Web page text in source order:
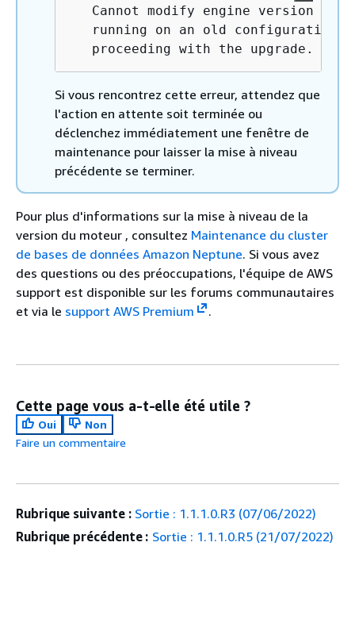
Cannot modify engine version
running on an old configuration.
   proceeding with the upgrade.
Si vous rencontrez cette erreur, attendez que
l'action en attente soit terminée ou
déclenchez immédiatement une fenêtre de
maintenance pour laisser la mise à niveau
précédente se terminer.
Pour plus d'informations sur la mise à niveau de la
version du moteur , consultez Maintenance du cluster
de bases de données Amazon Neptune. Si vous avez
des questions ou des préoccupations, l'équipe de AWS
support est disponible sur les forums communautaires
et via le support AWS Premium .
Cette page vous a-t-elle été utile ?
Oui
Non
Faire un commentaire
Rubrique suivante : Sortie : 1.1.1.0.R3 (07/06/2022)
Rubrique précédente : Sortie : 1.1.1.0.R5 (21/07/2022)